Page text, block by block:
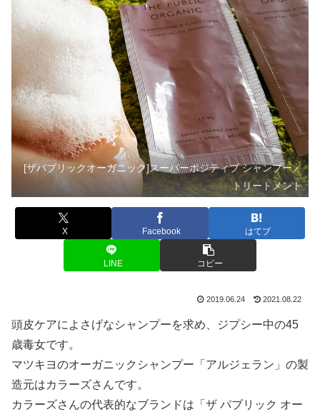
[ザパブリックオーガニック]スーパーポジティブ シャンプー／
トリートメント
X Facebook はてブ
LINE コピー
2019.06.24 2021.08.22
頭皮ケアによさげなシャンプーを求め、ジプシー中の45
歳毒女です。
マツキヨのオーガニックシャンプー「アルジェラン」の製
造元はカラーズさんです。
カラーズさんの代表的なブランドは「ザ パブリック オー